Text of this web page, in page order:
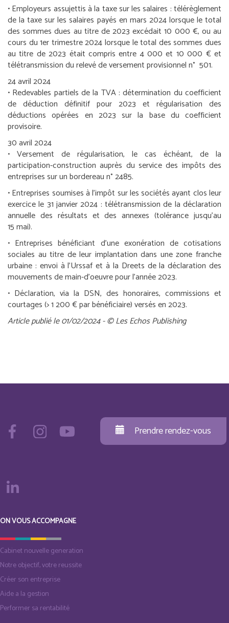
•Employeurs assujettis à la taxe sur les salaires :télérèglement
de la taxe sur les salaires payés en mars 2024 lorsque le total
des sommes dues au titre de 2023 excédait 10 000 €, ou au
cours du 1ertrimestre 2024 lorsque le total des sommes dues
au titre de 2023 était compris entre 4 000 et 10 000 € et
télétransmission du relevé de versement provisionnel n° 501.
24 avril 2024
• Redevables partiels de la TVA : détermination du coefficient
de déduction définitif pour 2023 et régularisation des
déductions opérées en 2023 sur la base du coefficient
provisoire.
30 avril 2024
• Versement de régularisation, le cas échéant, de la
participation-construction auprès du service des impôts des
entreprises sur un bordereau n° 2485.
•Entreprises soumises à l’impôt sur les sociétés ayant clos leur
exercice le 31 janvier 2024 : télétransmission de la déclaration
annuelle des résultats et des annexes (tolérance jusqu’au
15 mai).
• Entreprises bénéficiant d’une exonération de cotisations
sociales au titre de leur implantation dans une zone franche
urbaine : envoi à l’Urssaf et à la Dreets de la déclaration des
mouvements de main-d’oeuvre pour l’année 2023.
• Déclaration, via la DSN, des honoraires, commissions et
courtages (> 1 200 € par bénéficiaire) versés en 2023.
Article publié le 01/02/2024 - © Les Echos Publishing
Prendre rendez-vous
ON VOUS ACCOMPAGNE
Cabinet nouvelle generation
Notre objectif, votre reussite
Créer son entreprise
Aide a la gestion
Performer sa rentabilité